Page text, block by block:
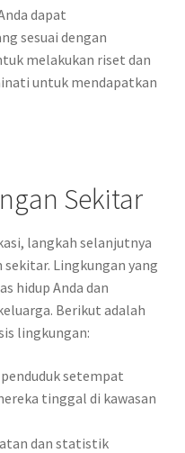
dapat
sesuai dengan
melakukan riset dan
untuk mendapatkan
Sekitar
langkah selanjutnya
Lingkungan yang
hidup Anda dan
Berikut adalah
lingkungan:
setempat
tinggal di kawasan
dan statistik